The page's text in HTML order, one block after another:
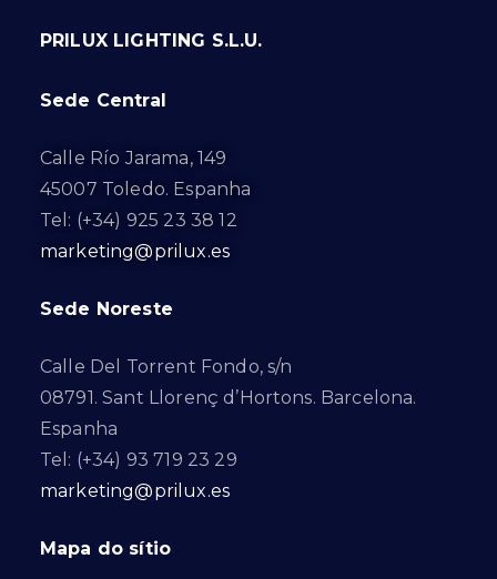
PRILUX LIGHTING S.L.U.
Sede Central
Calle Río Jarama, 149
45007 Toledo. Espanha
Tel: (+34) 925 23 38 12
marketing@prilux.es
Sede Noreste
Calle Del Torrent Fondo, s/n
08791. Sant Llorenç d’Hortons. Barcelona.
Espanha
Tel: (+34) 93 719 23 29
marketing@prilux.es
Mapa do sítio